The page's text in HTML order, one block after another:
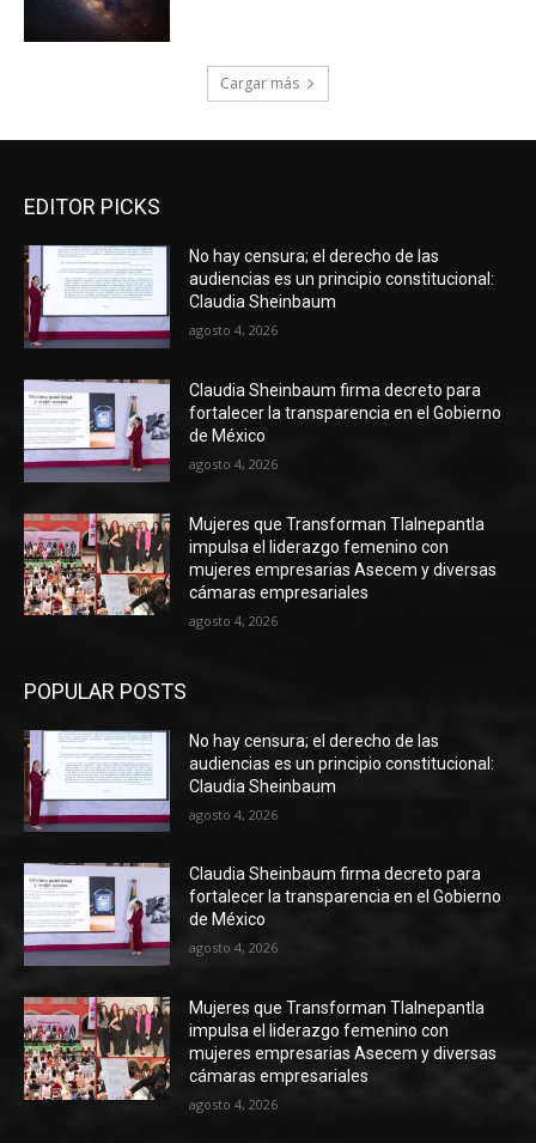
Cargar más
EDITOR PICKS
No hay censura; el derecho de las
audiencias es un principio constitucional:
Claudia Sheinbaum
agosto 4, 2026
Claudia Sheinbaum firma decreto para
fortalecer la transparencia en el Gobierno
de México
agosto 4, 2026
Mujeres que Transforman Tlalnepantla
impulsa el liderazgo femenino con
mujeres empresarias Asecem y diversas
cámaras empresariales
agosto 4, 2026
POPULAR POSTS
No hay censura; el derecho de las
audiencias es un principio constitucional:
Claudia Sheinbaum
agosto 4, 2026
Claudia Sheinbaum firma decreto para
fortalecer la transparencia en el Gobierno
de México
agosto 4, 2026
Mujeres que Transforman Tlalnepantla
impulsa el liderazgo femenino con
mujeres empresarias Asecem y diversas
cámaras empresariales
agosto 4, 2026